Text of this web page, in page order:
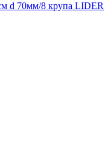
d 70мм/8 крупа LIDER